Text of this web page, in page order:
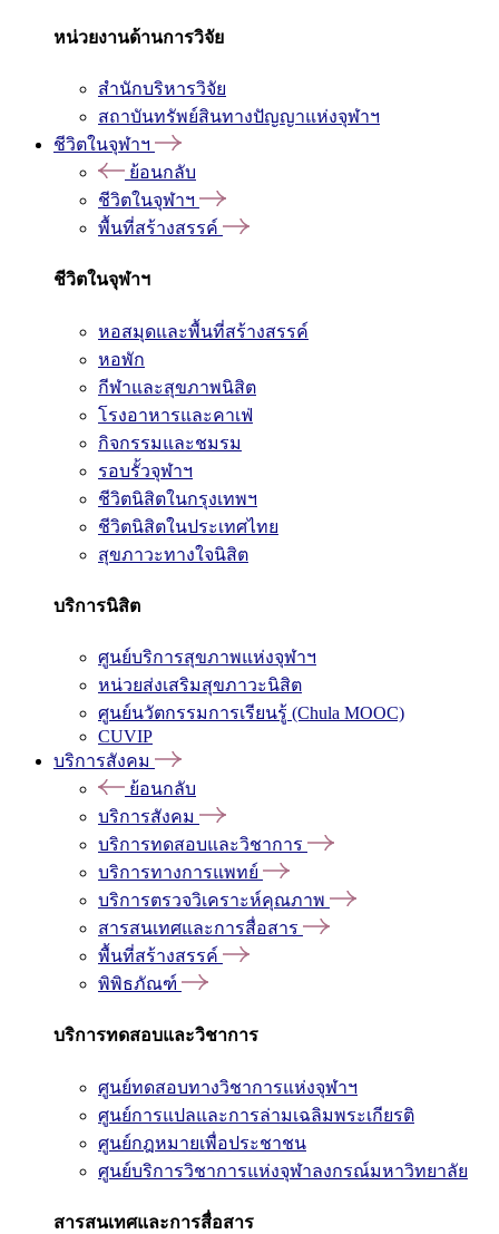
หน่วยงานด้านการวิจัย
สำนักบริหารวิจัย
สถาบันทรัพย์สินทางปัญญาแห่งจุฬาฯ
ชีวิตในจุฬาฯ
ย้อนกลับ
ชีวิตในจุฬาฯ
พื้นที่สร้างสรรค์
ชีวิตในจุฬาฯ
หอสมุดและพื้นที่สร้างสรรค์
หอพัก
กีฬาและสุขภาพนิสิต
โรงอาหารและคาเฟ่
กิจกรรมและชมรม
รอบรั้วจุฬาฯ
ชีวิตนิสิตในกรุงเทพฯ
ชีวิตนิสิตในประเทศไทย
สุขภาวะทางใจนิสิต
บริการนิสิต
ศูนย์บริการสุขภาพแห่งจุฬาฯ
หน่วยส่งเสริมสุขภาวะนิสิต
ศูนย์นวัตกรรมการเรียนรู้ (Chula MOOC)
CUVIP
บริการสังคม
ย้อนกลับ
บริการสังคม
บริการทดสอบและวิชาการ
บริการทางการแพทย์
บริการตรวจวิเคราะห์คุณภาพ
สารสนเทศและการสื่อสาร
พื้นที่สร้างสรรค์
พิพิธภัณฑ์
บริการทดสอบและวิชาการ
ศูนย์ทดสอบทางวิชาการแห่งจุฬาฯ
ศูนย์การแปลและการล่ามเฉลิมพระเกียรติ
ศูนย์กฎหมายเพื่อประชาชน
ศูนย์บริการวิชาการแห่งจุฬาลงกรณ์มหาวิทยาลัย
สารสนเทศและการสื่อสาร